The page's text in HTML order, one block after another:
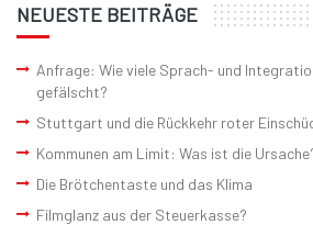
NEUESTE BEITRÄGE
Anfrage: Wie viele Sprach- und
gefälscht?
Stuttgart und die Rückkehr roter
Kommunen am Limit: Was ist die
Die Brötchentaste und das Klima
Filmglanz aus der Steuerkasse?